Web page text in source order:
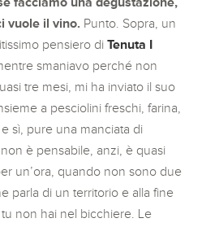
vuole il vino. Punto. Sopra, un
pensiero diTenuta I
smaniavo perché non
tre mesi, mi ha inviato il suo
a pesciolini freschi, farina,
sì, pure una manciata di
è pensabile, anzi, è quasi
un’ora, quando non sono due
parla di un territorio e alla fine
non hai nel bicchiere. Le